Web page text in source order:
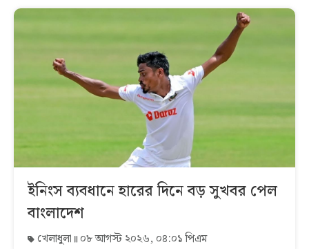
ইনিংস ব্যবধানে হারের দিনে বড় সুখবর পেল
বাংলাদেশ
খেলাধুলা ০৮ আগস্ট ২০২৬, ০৪:০১ পিএম